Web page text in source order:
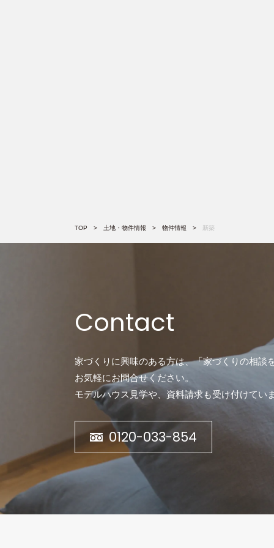
TOP 土地・物件情報 物件情報 新築
Contact
家づくりに興味のある方は、「家づくりの相談
お気軽にお問合せください。
モデルハウス見学や、資料請求も受け付けてい
0120-033-854